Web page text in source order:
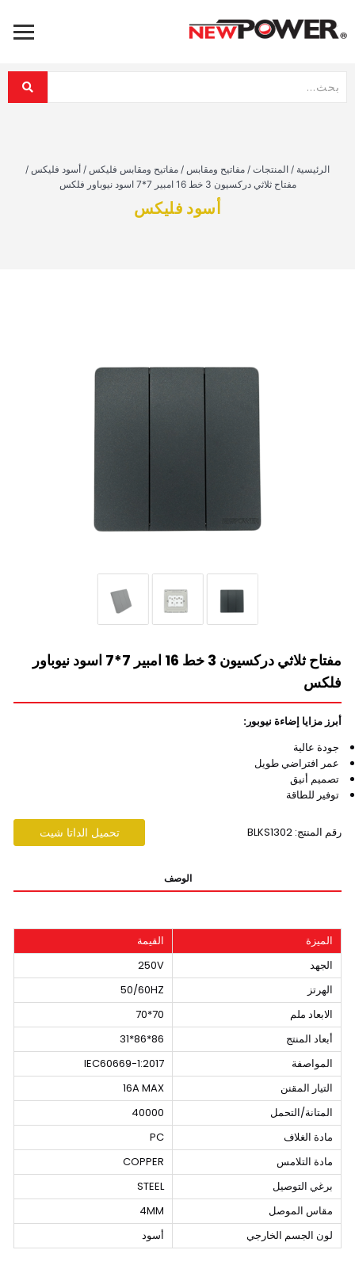
الرئيسية / المنتجات / مفاتيح ومقابس / مفاتيح ومقابس فليكس / أسود فليكس /
مفتاح ثلاثي دركسيون 3 خط 16 امبير 7*7 اسود نيوباور فلكس
أسود فليكس
مفتاح ثلاثي دركسيون 3 خط 16 امبير 7*7 اسود نيوباور
فلكس
أبرز مزايا إضاءة نيوبور:
جودة عالية
عمر افتراضي طويل
تصميم أنيق
توفير للطاقة
رقم المنتج: BLKS1302 تحميل الداتا شيت
الوصف
الميزة
القيمة
الجهد
250V
الهرتز
50/60HZ
الابعاد ملم
70*70
أبعاد المنتج
86*86*31
المواصفة
IEC60669-1:2017
التيار المقنن
16A MAX
المتانة/التحمل
40000
مادة الغلاف
PC
مادة التلامس
COPPER
برغي التوصيل
STEEL
مقاس الموصل
4MM
لون الجسم الخارجي
أسود